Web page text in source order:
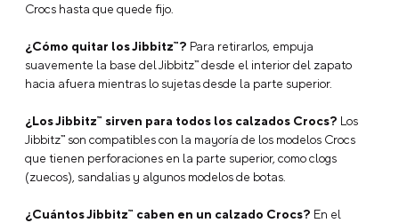
Crocs hasta que quede fijo.
¿Cómo quitar los Jibbitz™? Para retirarlos, empuja
suavemente la base del Jibbitz™ desde el interior del zapato
hacia afuera mientras lo sujetas desde la parte superior.
¿Los Jibbitz™ sirven para todos los calzados Crocs? Los
Jibbitz™ son compatibles con la mayoría de los modelos Crocs
que tienen perforaciones en la parte superior, como clogs
(zuecos), sandalias y algunos modelos de botas.
¿Cuántos Jibbitz™ caben en un calzado Crocs? En el